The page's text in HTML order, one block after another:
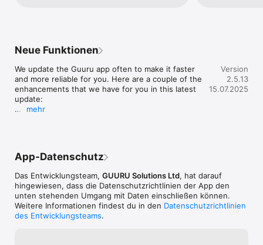
Neue Funktionen
We update the Guuru app often to make it faster
and more reliable for you. Here are a couple of the
enhancements that we have for you in this latest
update:
mehr
Version
2.5.13
15.07.2025
App-Datenschutz
Das Entwicklungsteam, GUURU Solutions Ltd, hat darauf
hingewiesen, dass die Datenschutz­richtlinien der App den
unten stehenden Umgang mit Daten einschließen können.
Weitere Informationen findest du in den Datenschutzrichtlinien
des Entwicklungsteams.